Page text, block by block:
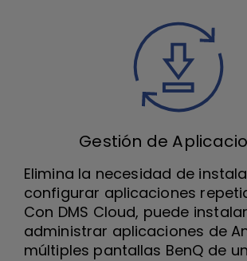
Gestión de
Elimina la necesidad de
configurar aplicaciones
Con DMS Cloud, puede
administrar aplicaciones de
múltiples pantallas BenQ de